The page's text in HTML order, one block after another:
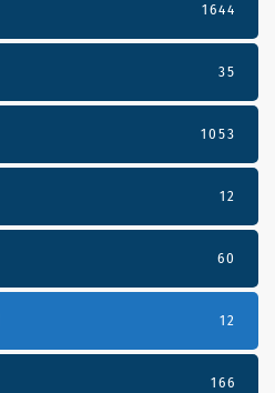
1644
35
1053
12
60
12
166